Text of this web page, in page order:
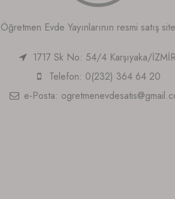
Öğretmen Evde Yayınlarının resmi satış
1717 Sk No: 54/4 Karşıyaka/
Telefon: 0(232) 364 64 20
e-Posta: